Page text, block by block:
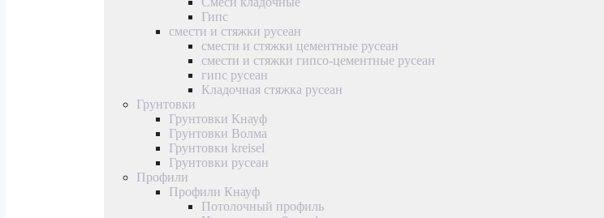
Гипс
смести и стяжки русеан
смести и стяжки цементные русеан
смести и стяжки гипсо-цементные русеан
гипс русеан
Кладочная стяжка русеан
Грунтовки
Грунтовки Кнауф
Грунтовки Волма
Грунтовки kreisel
Грунтовки русеан
Профили
Профили Кнауф
Потолочный профиль